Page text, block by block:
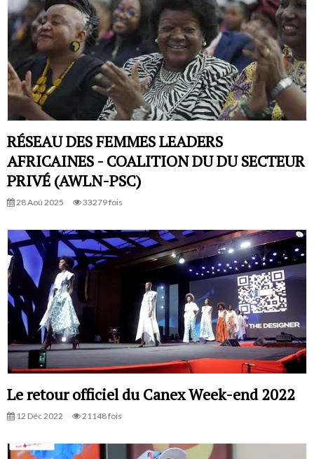
RÉSEAU DES FEMMES LEADERS
AFRICAINES - COALITION DU DU SECTEUR
PRIVÉ (AWLN-PSC)
28 Aoû 2025 33279 fois
Le retour officiel du Canex Week-end 2022
12 Déc 2022 21148 fois